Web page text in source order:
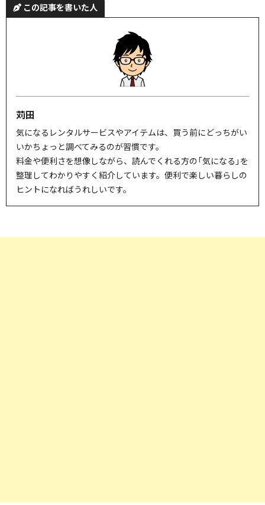
この記事を書いた人
苅田
気になるレンタルサービスやアイテムは、買う前にどっちがい
いかちょっと調べてみるのが習慣です。
料金や便利さを想像しながら、読んでくれる方の「気になる」を
整理してわかりやすく紹介しています。便利で楽しい暮らしの
ヒントになればうれしいです。